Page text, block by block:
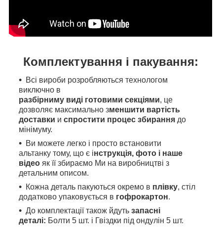
Комплектування і пакування:
Всі вироби розробляються технологом
виключно в
разбірниму виді готовими секціями, це
дозволяє максимально зменшити вартість
доставки и спростити процес збирання до
мінімуму.
Ви можете легко і просто встановити
альтанку тому, що є інструкція, фото і наше
відео як її збираємо Ми на виробництві з
детальним описом.
Кожна деталь пакуються окремо в плівку, стіл
додатково упаковується в гофрокартон.
До комплектації також йдуть запасні
деталі: Болти 5 шт. і Гвіздки під ондулін 5 шт.